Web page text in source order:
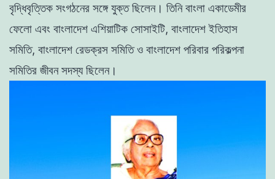
বৃদ্ধিবৃত্তিক সংগঠনের সঙ্গে যুক্ত ছিলেন। তিনি বাংলা একাডেমীর
ফেলো এবং বাংলাদেশ এশিয়াটিক সোসাইটি, বাংলাদেশ ইতিহাস
সমিতি, বাংলাদেশ রেডক্রস সমিতি ও বাংলাদেশ পরিবার পরিকল্পনা
সমিতির জীবন সদস্য ছিলেন।